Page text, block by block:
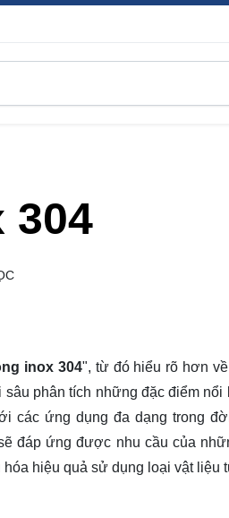
304
inox 304", từ đó hiểu rõ hơn
phân tích những đặc điểm nổi
các ứng dụng đa dạng trong
đáp ứng được nhu cầu của
hiệu quả sử dụng loại vật liệu